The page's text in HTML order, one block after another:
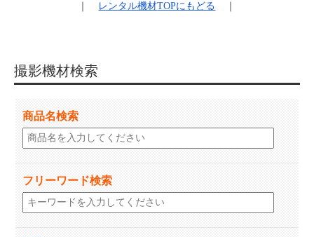
レンタル機材TOPにもどる
撮影機材検索
商品名検索
フリーワード検索